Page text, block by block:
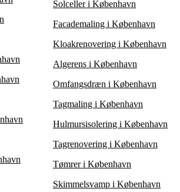
Solceller i København
Facademaling i København
Kloakrenovering i København
Algerens i København
Omfangsdræn i København
Tagmaling i København
Hulmursisolering i København
Tagrenovering i København
Tømrer i København
Skimmelsvamp i København